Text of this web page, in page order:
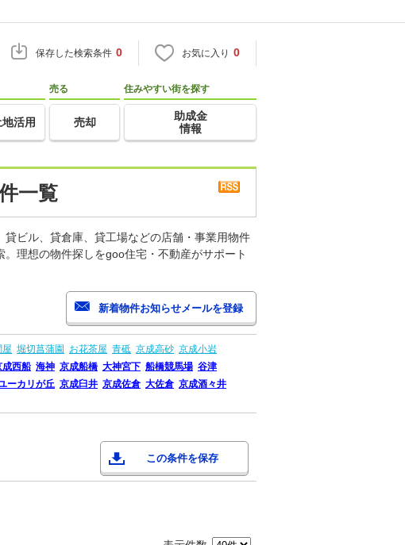
保存した検索条件 0 お気に入り 0
地活用
売る
売却
住みやすい街を探す
助成金
情報
一覧
ビル、貸倉庫、貸工場などの店舗・事業用物件
理想の物件探しをgoo住宅・不動産がサポート
屋 堀切菖蒲園 お花茶屋 青砥 京成高砂 京成小岩
成西船 海神 京成船橋 大神宮下 船橋競馬場 谷津
ーカリが丘 京成臼井 京成佐倉 大佐倉 京成酒々井
この条件を保存